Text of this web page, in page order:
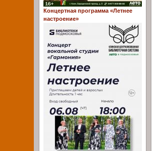
Концертная программа «Летнее
настроение»